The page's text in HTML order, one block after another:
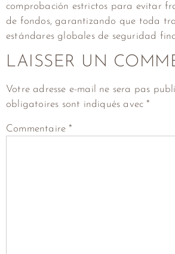
comprobación estrictos para evitar
de fondos, garantizando que toda
estándares globales de seguridad
LAISSER UN
Votre adresse e-mail ne sera pas
obligatoires sont indiqués avec*
Commentaire*